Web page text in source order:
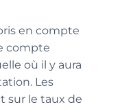
en compte
compte
où il y aura
Les
sur le taux de